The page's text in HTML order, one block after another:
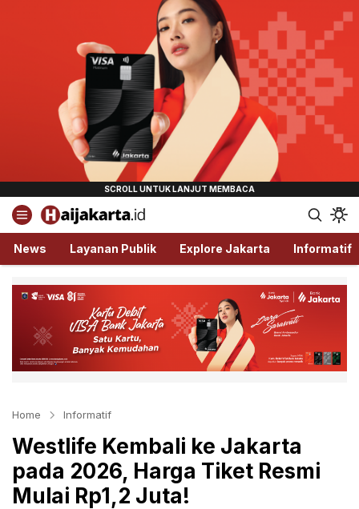
Haijakarta.id
Semua Tentang Jakarta Ada Disini!
News Layanan Publik Explore Jakarta Informatif
Home Informatif
Westlife Kembali ke Jakarta
pada 2026, Harga Tiket Resmi
Mulai Rp1,2 Juta!